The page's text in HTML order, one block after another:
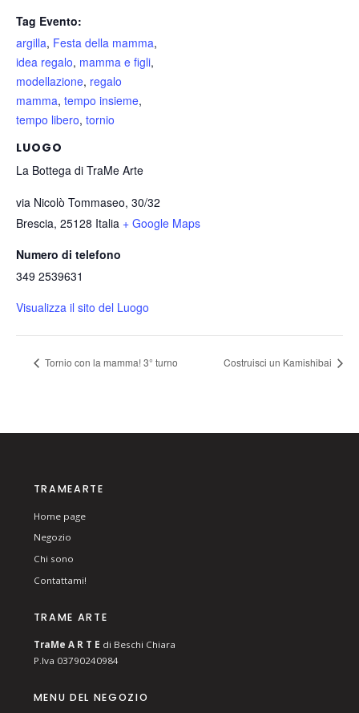
Tag Evento:
argilla, Festa della mamma,
idea regalo, mamma e figli,
modellazione, regalo
mamma, tempo insieme,
tempo libero, tornio
LUOGO
La Bottega di TraMe Arte
via Nicolò Tommaseo, 30/32
Brescia, 25128 Italia + Google Maps
Numero di telefono
349 2539631
Visualizza il sito del Luogo
Tornio con la mamma! 3° turno Costruisci un Kamishibai
TRAMEARTE
Home page
Negozio
Chi sono
Contattami!
TRAME ARTE
TraMe A R T E di Beschi Chiara
P.Iva 03790240984
MENU DEL NEGOZIO